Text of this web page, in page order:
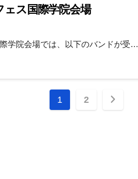
ス国際学院会場
学院会場では、以下のバンドが受…
投
1 2